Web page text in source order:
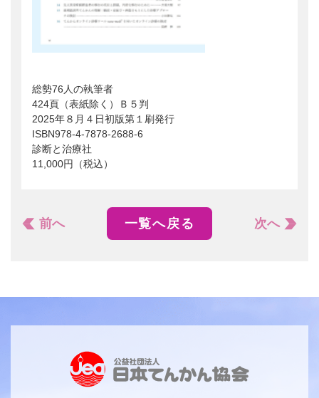
総勢76人の執筆者
424頁（表紙除く）Ｂ５判
2025年８月４日初版第１刷発行
ISBN978-4-7878-2688-6
診断と治療社
11,000円（税込）
前へ 一覧へ戻る 次へ